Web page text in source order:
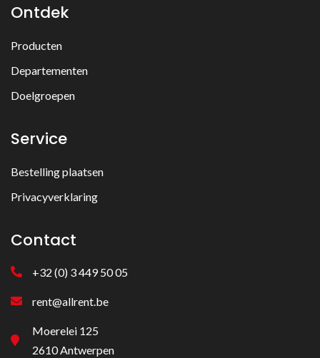
Ontdek
Producten
Departementen
Doelgroepen
Service
Bestelling plaatsen
Privacyverklaring
Contact
+32 (0) 3 449 50 05
rent@allrent.be
Moerelei 125
2610 Antwerpen